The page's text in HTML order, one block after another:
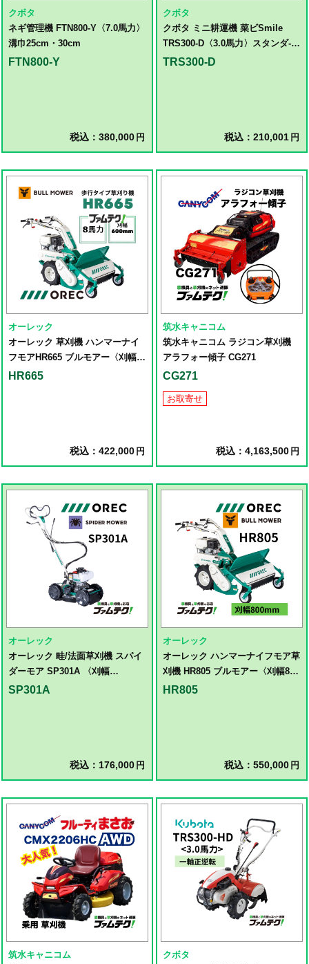
クボタ
ネギ管理機 FTN800-Y〈7.0馬力〉
溝巾25cm・30cm
FTN800-Y
税込：380,000 円
クボタ
クボタ ミニ耕運機 菜ビSmile
TRS300-D〈3.0馬力〉スタンダ-ド
モデル
TRS300-D
税込：210,001 円
オーレック
オーレック 草刈機 ハンマーナイ
フモアHR665 ブルモアー〈刈幅
650㎜〉
HR665
税込：422,000 円
筑水キャニコム
筑水キャニコム ラジコン草刈機
アラフォー傾子 CG271
CG271
お取寄せ
税込：4,163,500 円
オーレック
オーレック 畦/法面草刈機 スパイ
ダーモア SP301A 〈刈幅
300mm〉
SP301A
税込：176,000 円
オーレック
オーレック ハンマーナイフモア草
刈機 HR805 ブルモアー〈刈幅800
㎜〉草刈機 ハンマーナイフモア
HR805
税込：550,000 円
筑水キャニコム
クボタ